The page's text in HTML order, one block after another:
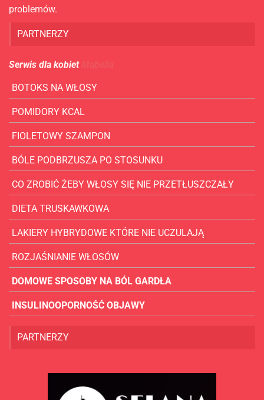
problemów.
PARTNERZY
Serwis dla kobiet
BOTOKS NA WŁOSY
POMIDORY KCAL
FIOLETOWY SZAMPON
BÓLE PODBRZUSZA PO STOSUNKU
CO ZROBIĆ ŻEBY WŁOSY SIĘ NIE PRZETŁUSZCZAŁY
DIETA TRUSKAWKOWA
LAKIERY HYBRYDOWE KTÓRE NIE UCZULAJĄ
ROZJAŚNIANIE WŁOSÓW
DOMOWE SPOSOBY NA BÓL GARDŁA
INSULINOOPORNOŚĆ OBJAWY
PARTNERZY